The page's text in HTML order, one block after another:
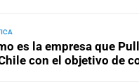
es la empresa que
con el objetivo de